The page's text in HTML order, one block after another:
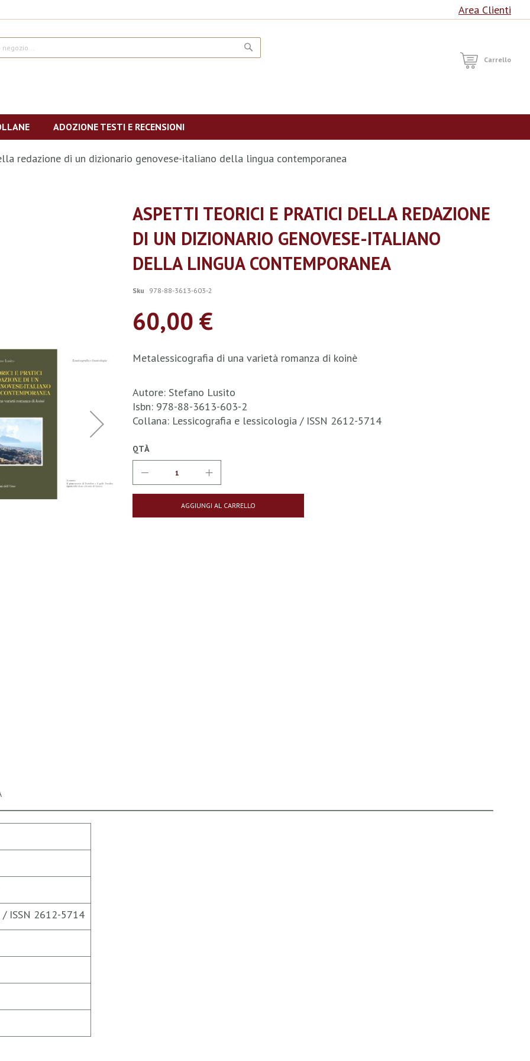
Area Clienti
Carrello
ADOZIONE TESTI E RECENSIONI
redazione di un dizionario genovese-italiano della lingua contemporanea
ASPETTI TEORICI E PRATICI DELLA REDAZIONE
DI UN DIZIONARIO GENOVESE-ITALIANO
DELLA LINGUA CONTEMPORANEA
Sku 978-88-3613-603-2
60,00 €
Metalessicografia di una varietà romanza di koinè
Autore: Stefano Lusito
Isbn: 978-88-3613-603-2
Collana: Lessicografia e lessicologia / ISSN 2612-5714
QTÀ
AGGIUNGI AL CARRELLO
ISSN 2612-5714